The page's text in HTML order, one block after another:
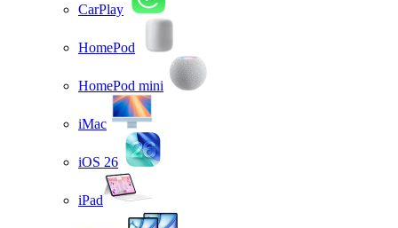
CarPlay
HomePod
HomePod mini
iMac
iOS 26
iPad